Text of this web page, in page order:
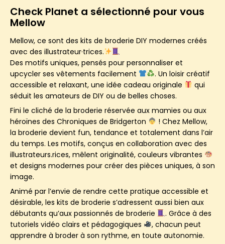
Check Planet a sélectionné pour vous
Mellow
Mellow, ce sont des kits de broderie DIY modernes créés
avec des illustrateur·trices.
Des motifs uniques, pensés pour personnaliser et
upcycler ses vêtements facilement
. Un loisir créatif
accessible et relaxant, une idée cadeau originale
qui
séduit les amateurs de DIY ou de belles choses.
Fini le cliché de la broderie réservée aux mamies ou aux
héroïnes des Chroniques de Bridgerton
! Chez Mellow,
la broderie devient fun, tendance et totalement dans l’air
du temps. Les motifs, conçus en collaboration avec des
illustrateurs.rices, mêlent originalité, couleurs vibrantes
et designs modernes pour créer des pièces uniques, à son
image.
Animé par l’envie de rendre cette pratique accessible et
désirable, les kits de broderie s’adressent aussi bien aux
débutants qu’aux passionnés de broderie
. Grâce à des
tutoriels vidéo clairs et pédagogiques
, chacun peut
apprendre à broder à son rythme, en toute autonomie.